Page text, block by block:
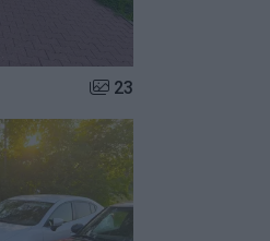
Liczba zdjęć w galerii:
23